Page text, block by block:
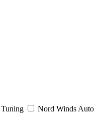
Nord Winds Auto